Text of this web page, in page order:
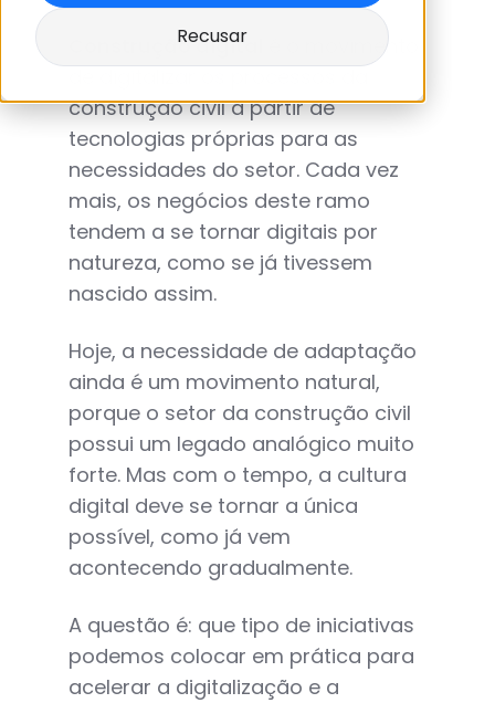
Recusar
Construção digital
é o movimento
construção civil a partir de
tecnologias próprias para as
necessidades do setor. Cada vez
mais, os negócios deste ramo
tendem a se tornar digitais por
natureza, como se já tivessem
nascido assim.
Hoje, a necessidade de adaptação
ainda é um movimento natural,
porque o setor da construção civil
possui um legado analógico muito
forte. Mas com o tempo, a cultura
digital deve se tornar a única
possível, como já vem
acontecendo gradualmente.
A questão é: que tipo de iniciativas
podemos colocar em prática para
acelerar a digitalização e a